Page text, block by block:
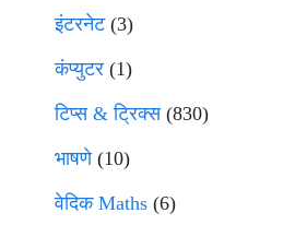
इंटरनेट(3)
कंप्युटर (1)
टिप्स & ट्रिक्स(830)
भाषणे(10)
वेदिक Maths (6)